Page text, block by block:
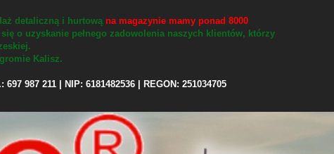
detaliczną i hurtową na magazynie mamy ponad 8000
o uzyskanie pełnego zadowolenia naszych klientów, którzy
Kalisz.
987 211 | NIP: 6181482536 | REGON: 251034705